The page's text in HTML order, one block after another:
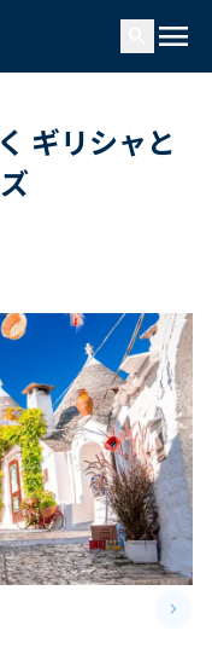
menu
ギリシャと
keyboard_arrow_right